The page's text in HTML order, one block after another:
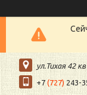
ул.Тихая 42
+7 (727) 243-